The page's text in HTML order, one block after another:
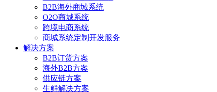
B2B海外商城系统
O2O商城系统
跨境电商系统
商城系统定制开发服务
解决方案
B2B订货方案
海外B2B方案
供应链方案
生鲜解决方案